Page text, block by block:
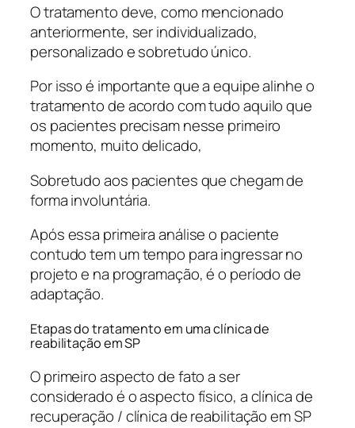
O tratamento deve, como mencionado
anteriormente, ser individualizado,
personalizado e sobretudo único.
Por isso é importante que a equipe alinhe o
tratamento de acordo com tudo aquilo que
os pacientes precisam nesse primeiro
momento, muito delicado,
Sobretudo aos pacientes que chegam de
forma involuntária.
Após essa primeira análise o paciente
contudo tem um tempo para ingressar no
projeto e na programação, é o período de
adaptação.
Etapas do tratamento em uma clínica de
reabilitação em SP
O primeiro aspecto de fato a ser
considerado é o aspecto físico, a clínica de
recuperação / clínica de reabilitação em SP